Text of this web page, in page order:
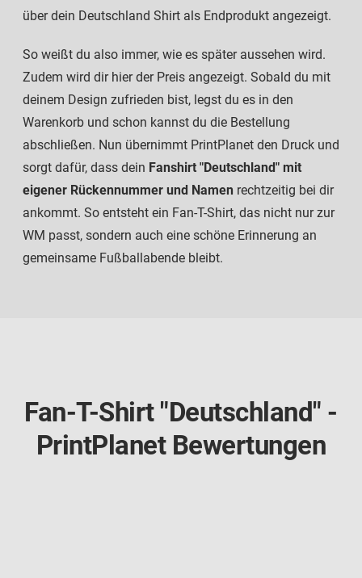
über dein Deutschland Shirt als Endprodukt angezeigt.
So weißt du also immer, wie es später aussehen wird.
Zudem wird dir hier der Preis angezeigt. Sobald du mit
deinem Design zufrieden bist, legst du es in den
Warenkorb und schon kannst du die Bestellung
abschließen. Nun übernimmt PrintPlanet den Druck und
sorgt dafür, dass dein Fanshirt "Deutschland" mit
eigener Rückennummer und Namen rechtzeitig bei dir
ankommt. So entsteht ein Fan-T-Shirt, das nicht nur zur
WM passt, sondern auch eine schöne Erinnerung an
gemeinsame Fußballabende bleibt.
Fan-T-Shirt "Deutschland" -
PrintPlanet Bewertungen